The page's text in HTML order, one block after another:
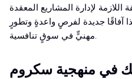
اللازمة لإدارة المشاريع المعقدة
آفاقًا جديدة لفرصٍ واعدةٍ وتطورٍ
مهنيٍّ في سوقٍ تنافسية.